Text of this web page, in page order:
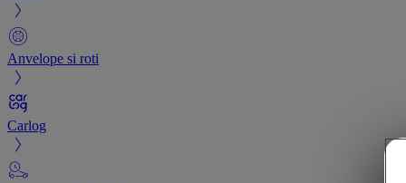
Anvelope si roti
Carlog